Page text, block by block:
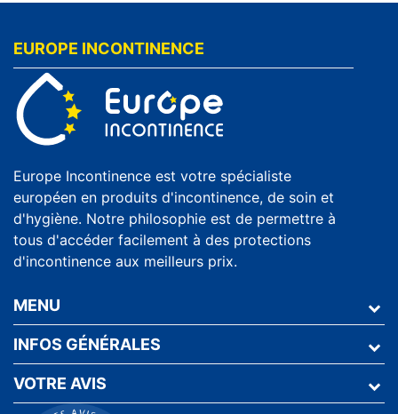
EUROPE INCONTINENCE
Europe Incontinence est votre spécialiste
européen en produits d'incontinence, de soin et
d'hygiène. Notre philosophie est de permettre à
tous d'accéder facilement à des protections
d'incontinence aux meilleurs prix.
MENU
INFOS GÉNÉRALES
VOTRE AVIS